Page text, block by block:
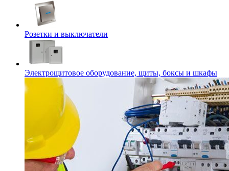
Розетки и выключатели
Электрощитовое оборудование, щиты, боксы и шкафы